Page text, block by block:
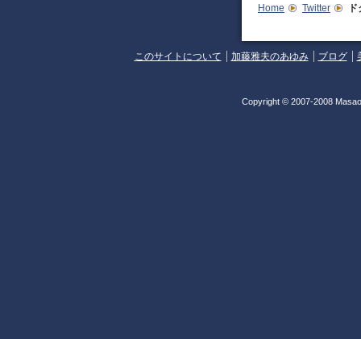
Home Twitter
このサイトについて 加藤雅夫のあゆみ ブログ
Copyright © 2007-2008